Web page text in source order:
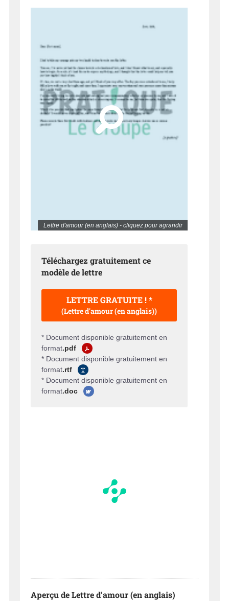
Lettre d'amour (en anglais) - cliquez pour agrandir
Téléchargez gratuitement ce
modèle de lettre
LETTRE GRATUITE ! *
(Lettre d'amour (en anglais))
* Document disponible gratuitement en
format.pdf
* Document disponible gratuitement en
format.rtf
* Document disponible gratuitement en
format.doc
Aperçu de Lettre d'amour (en anglais)